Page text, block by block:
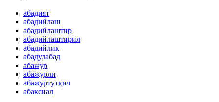
абадият
абадийлаш
абадийлаштир
абадийлаштирил
абадийлик
абадулабад
абажур
абажурли
абажуртутқич
абаксиал